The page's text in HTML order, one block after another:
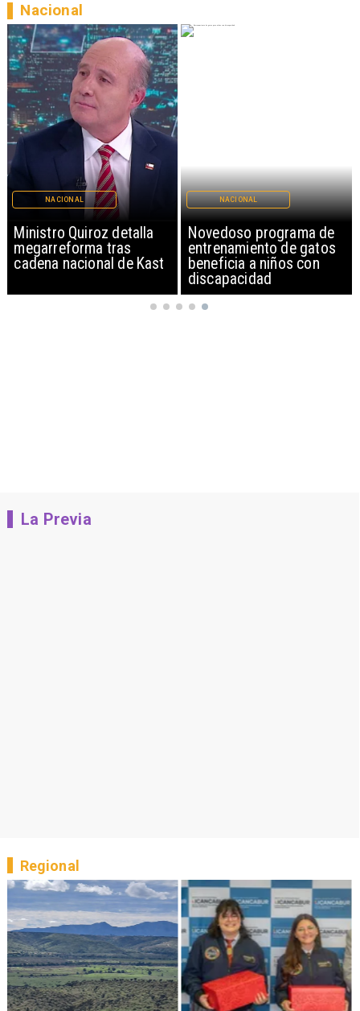
Ministro Quiroz detalla
megarreforma tras
cadena nacional de Kast
NACIONAL
Novedoso programa de
entrenamiento de gatos
beneficia a niños con
discapacidad
NACIONAL
Nacional
La Previa
Regional